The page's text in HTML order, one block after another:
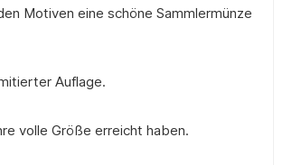
Motiven eine schöne Sammlermünze
Auflage.
volle Größe erreicht haben.